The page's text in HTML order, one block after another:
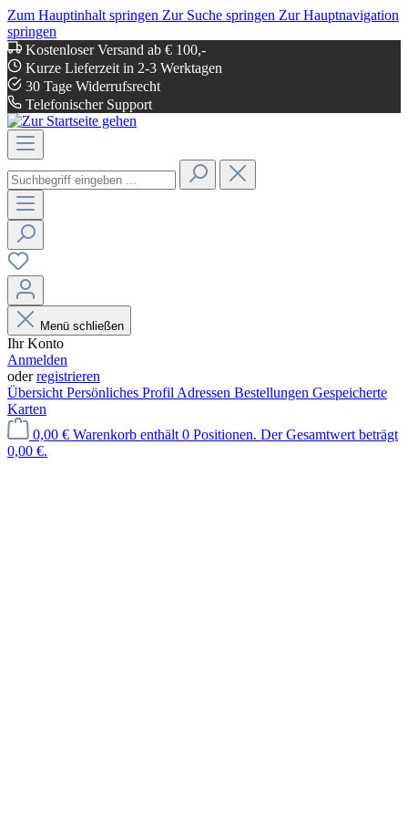
Zum Hauptinhalt springen Zur Suche springen Zur Hauptnavigation
springen
Kostenloser Versand ab € 100,-
Kurze Lieferzeit in 2-3 Werktagen
30 Tage Widerrufsrecht
Telefonischer Support
Menü schließen
Ihr Konto
Anmelden
oderregistrieren
Übersicht Persönliches Profil Adressen Bestellungen Gespeicherte
Karten
0,00 € Warenkorb enthält 0 Positionen. Der Gesamtwert beträgt
0,00 €.